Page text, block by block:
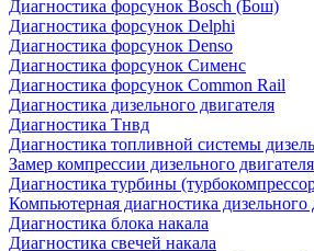
Диагностика форсунок Bosch (Бош)
Диагностика форсунок Delphi
Диагностика форсунок Denso
Диагностика форсунок Сименс
Диагностика форсунок Common Rail
Диагностика дизельного двигателя
Диагностика Тнвд
Диагностика топливной системы
Замер компрессии дизельного двигателя
Диагностика турбины
Компьютерная диагностика дизельного
Диагностика блока накала
Диагностика свечей накала